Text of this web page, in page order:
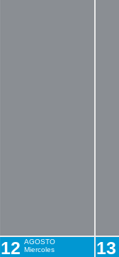
12 AGOSTO
Miercoles
13